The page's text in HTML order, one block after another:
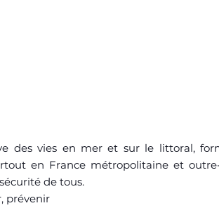
des vies en mer et sur le littoral,
en France métropolitaine et
de tous.
prévenir